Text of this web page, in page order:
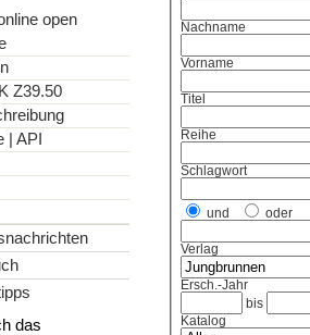
Nachname
Vorname
Titel
Reihe
Schlagwort
und oder
Verlag
Ersch.-Jahr
bis
Katalog
open
Z39.50
| API
das